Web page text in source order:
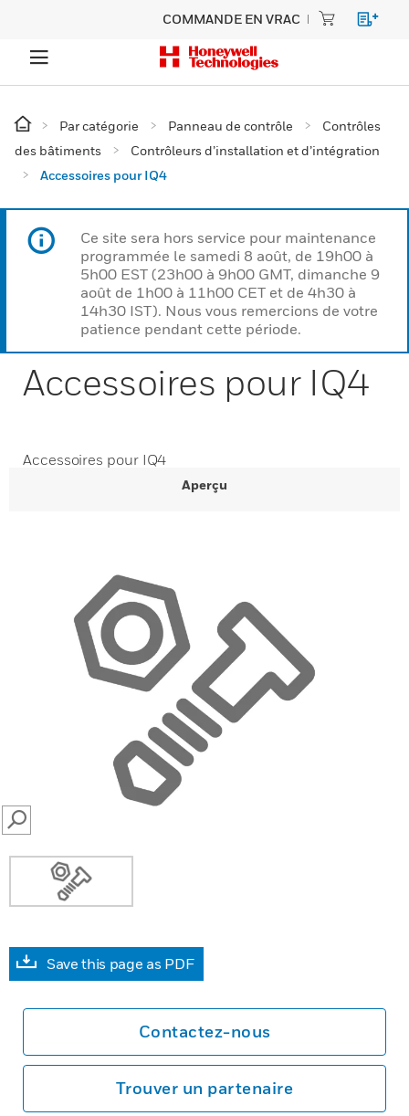
COMMANDE EN VRAC
Par catégorie Panneau de contrôle
Contrôles
des bâtiments
Contrôleurs d’installation et d’intégration
Accessoires pour IQ4
Ce site sera hors service pour maintenance
programmée le samedi 8 août, de 19h00 à
5h00 EST (23h00 à 9h00 GMT, dimanche 9
août de 1h00 à 11h00 CET et de 4h30 à
14h30 IST). Nous vous remercions de votre
patience pendant cette période.
Accessoires pour IQ4
Accessoires pour IQ4
Aperçu
SEARCH
Save this page as PDF
Contactez-nous
Trouver un partenaire